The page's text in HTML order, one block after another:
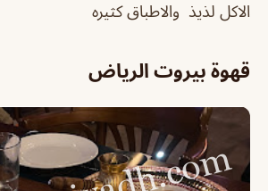
الاكل لذيذ والاطباق كثيره
قهوة بيروت الرياض